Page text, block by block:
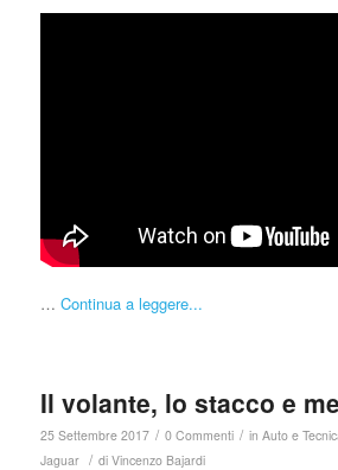
… Continua a leggere...
Il volante, lo stacco e
25 Settembre 2017 / 0 Commenti / in Auto e
Jaguar / di Vincenzo Bajardi